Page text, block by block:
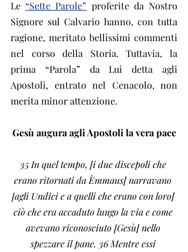
Le “Sette Parole” proferite da Nostro
Signore sul Calvario hanno, con tutta
ragione, meritato bellissimi commenti
nel corso della Storia. Tuttavia, la
prima “Parola” da Lui detta agli
Apostoli, entrato nel Cenacolo, non
merita minor attenzione.
Gesù augura agli Apostoli la vera pace
35 In quel tempo, [i due discepoli che
erano ritornati da Èmmaus] narravano
[agli Undici e a quelli che erano con loro]
ciò che era accaduto lungo la via e come
avevano riconosciuto [Gesù] nello
spezzare il pane. 36 Mentre essi